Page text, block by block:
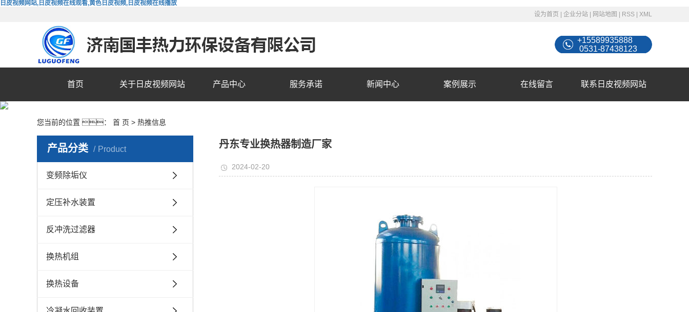
日皮视频网站,日皮视频在线观看,黄色日皮视频,日皮视频在线播放
设为首页
企业分站 网站地图 RSS XML
+15589935888
0531-87438123
首页 关于日皮视频网站 产品中心 服务承诺 新闻中心 案例展示 在线留言 联系日皮视频网站
您当前的位置 ： 首 页 > 热推信息
产品分类 Product
变频除垢仪
定压补水装置
反冲洗过滤器
换热机组
换热设备
丹东专业换热器制造厂家
2024-02-20